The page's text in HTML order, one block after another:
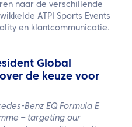
naar de verschillende
ATPI Sports Events
en klantcommunicatie.
Global
de keuze voor
Benz EQ Formula E
– targeting our